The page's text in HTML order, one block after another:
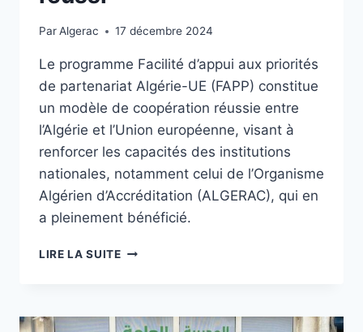
ParAlgerac 17 décembre 2024
Le programme Facilité d’appui aux priorités
de partenariat Algérie-UE (FAPP) constitue
un modèle de coopération réussie entre
l’Algérie et l’Union européenne, visant à
renforcer les capacités des institutions
nationales, notamment celui de l’Organisme
Algérien d’Accréditation (ALGERAC), qui en
a pleinement bénéficié.
LIRE LA SUITE